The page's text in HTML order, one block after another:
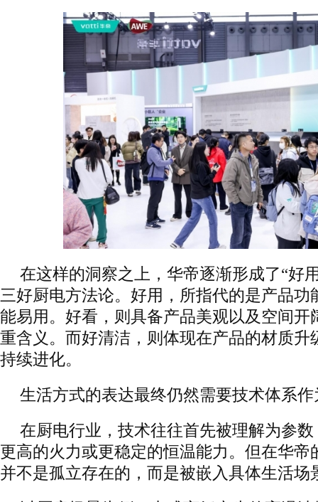
在这样的洞察之上，华帝逐渐形成了“好
三好厨电方法论。好用，所指代的是产品功
能易用。好看，则具备产品美观以及空间开
重含义。而好清洁，则体现在产品的材质升
持续进化。
生活方式的表达最终仍然需要技术体系
在厨电行业，技术往往首先被理解为参
更高的火力或更稳定的恒温能力。但在华帝
并不是孤立存在的，而是被嵌入具体生活场